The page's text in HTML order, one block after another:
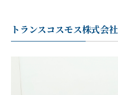
トランスコスモス株式会社